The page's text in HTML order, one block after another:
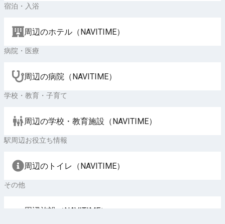
宿泊・入浴
周辺のホテル（NAVITIME）
病院・医療
周辺の病院（NAVITIME）
学校・教育・子育て
周辺の学校・教育施設（NAVITIME）
駅周辺お役立ち情報
周辺のトイレ（NAVITIME）
その他
周辺施設（NAVITIME）